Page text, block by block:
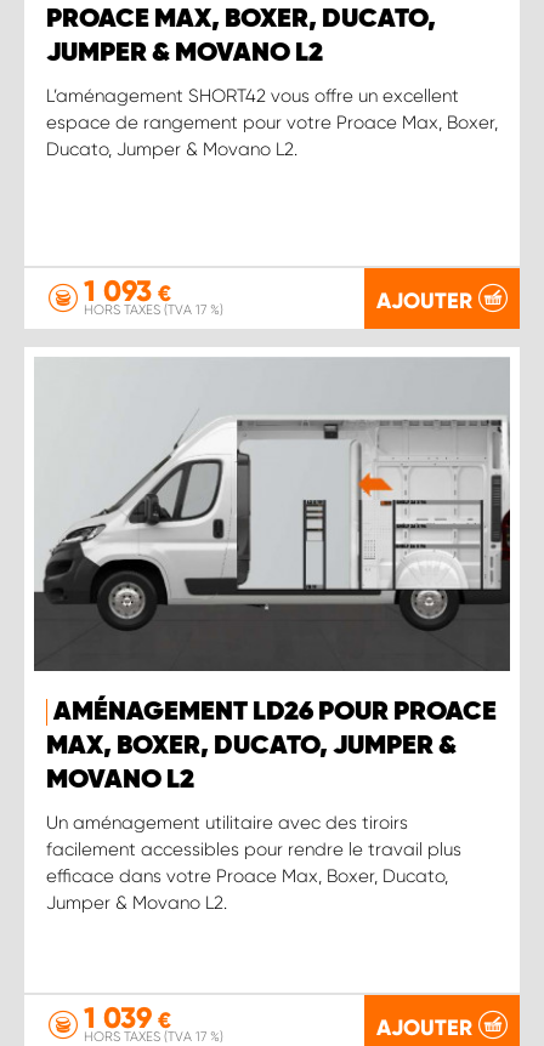
PROACE MAX, BOXER, DUCATO,
JUMPER & MOVANO L2
L’aménagement SHORT42 vous offre un excellent
espace de rangement pour votre Proace Max, Boxer,
Ducato, Jumper & Movano L2.
1 093 €
HORS TAXES (TVA 17 %) AJOUTER
AMÉNAGEMENT LD26 POUR PROACE
MAX, BOXER, DUCATO, JUMPER &
MOVANO L2
Un aménagement utilitaire avec des tiroirs
facilement accessibles pour rendre le travail plus
efficace dans votre Proace Max, Boxer, Ducato,
Jumper & Movano L2.
1 039 €
HORS TAXES (TVA 17 %) AJOUTER